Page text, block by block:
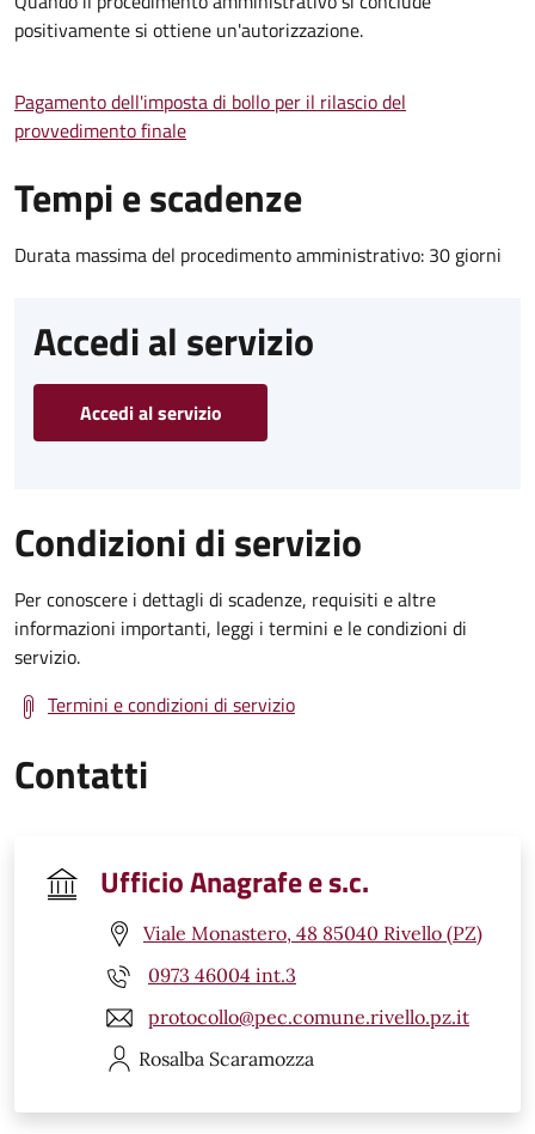
positivamente si ottiene un'autorizzazione.
Pagamento dell'imposta di bollo per il rilascio del
provvedimento finale
Tempi e scadenze
Durata massima del procedimento amministrativo: 30 giorni
Accedi al servizio
Accedi al servizio
Condizioni di servizio
Per conoscere i dettagli di scadenze, requisiti e altre
informazioni importanti, leggi i termini e le condizioni di
servizio.
Termini e condizioni di servizio
Contatti
Ufficio Anagrafe e s.c.
Viale Monastero, 48 85040 Rivello (PZ)
0973 46004 int.3
protocollo@pec.comune.rivello.pz.it
Rosalba Scaramozza